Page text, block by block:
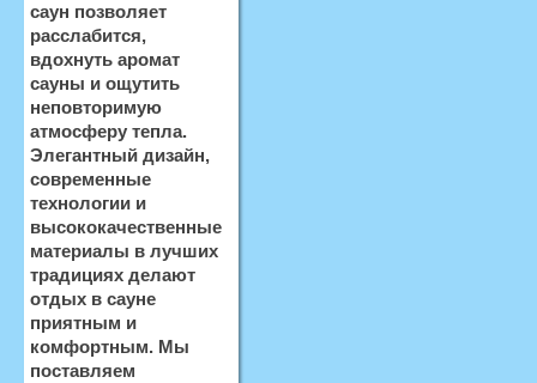
саун позволяет
расслабится,
вдохнуть аромат
сауны и ощутить
неповторимую
атмосферу тепла.
Элегантный дизайн,
современные
технологии и
высококачественные
материалы в лучших
традициях делают
отдых в сауне
приятным и
комфортным. Мы
поставляем